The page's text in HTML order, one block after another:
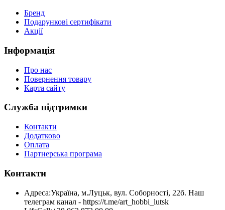
Бренд
Подарункові сертифікати
Акції
Інформація
Про нас
Повернення товару
Карта сайту
Служба підтримки
Контакти
Додатково
Оплата
Партнерська програма
Контакти
Адреса:Україна, м.Луцьк, вул. Соборності, 22б. Наш
телеграм канал - https://t.me/art_hobbi_lutsk